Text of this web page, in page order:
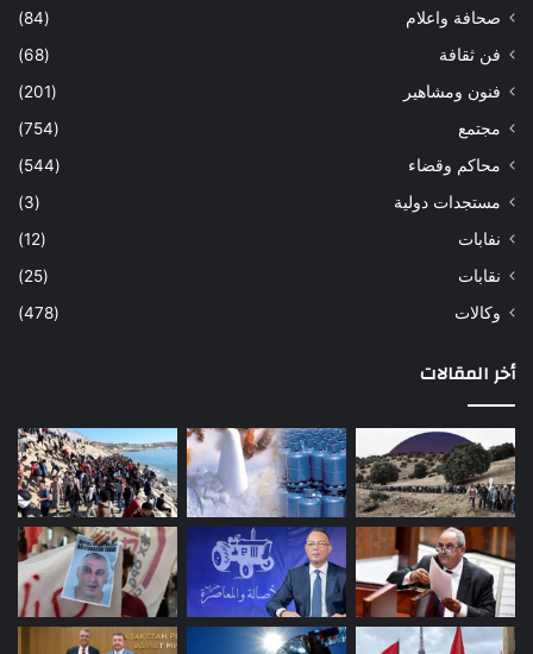
صحافة واعلام
(84)
فن ثقافة
(68)
فنون ومشاهير
(201)
مجتمع
(754)
محاكم وقضاء
(544)
مستجدات دولية
(3)
نفابات
(12)
نقابات
(25)
وكالات
(478)
أخر المقالات